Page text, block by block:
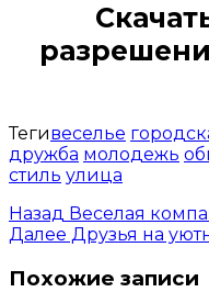
Тегивеселье
дружба молодежь
стиль улица
Назад Веселая
Далее Друзья на
Похожие записи